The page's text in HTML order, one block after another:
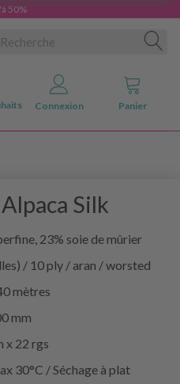
50%
Connexion Panier
Silk
23% soie de mûrier
/ 10 ply / aran / worsted
mètres
mm
x 22 rgs
30°C / Séchage à plat